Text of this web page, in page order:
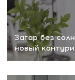
Загар без
новый